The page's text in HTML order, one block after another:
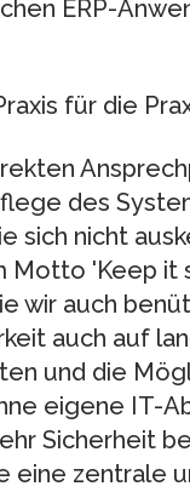
ERP-
für die
des
sich nicht
Motto 'Keep it
wir auch
auch auf
und die
eigene IT-
Sicherheit
eine zentrale